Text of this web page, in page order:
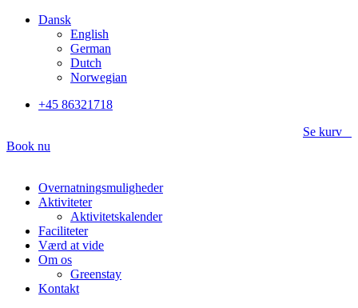
VidereDansk
English
German
Dutch
Norwegian
+45 86321718
Se kurv
Book nu
Overnatningsmuligheder
Aktiviteter
Aktivitetskalender
Faciliteter
Værd at vide
Om os
Greenstay
Kontakt